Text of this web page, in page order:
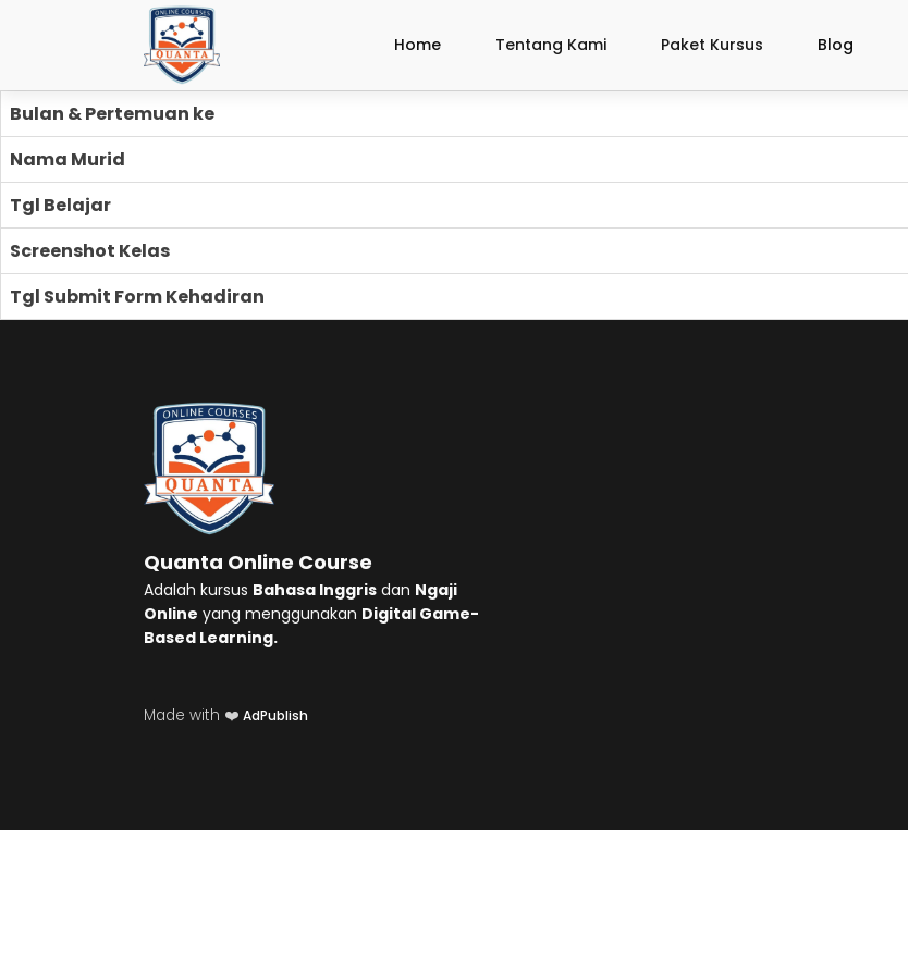
Home Tentang Kami Paket Kursus Blog
Bulan & Pertemuan ke
Nama Murid
Tgl Belajar
Screenshot Kelas
Tgl Submit Form Kehadiran
Quanta Online Course
Adalah kursus Bahasa Inggris dan Ngaji
Online yang menggunakan Digital Game-
Based Learning.
Made with ❤️ AdPublish